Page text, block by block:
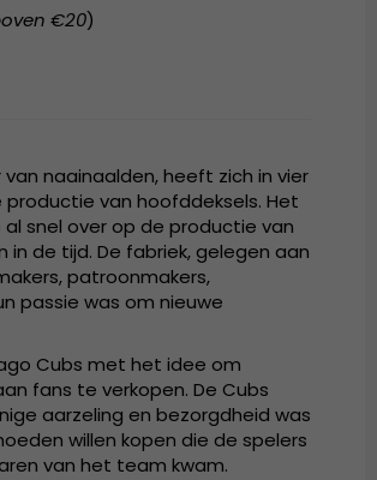
€20)
naainaalden, heeft zich in vier
van hoofddeksels. Het
snel over op de productie van
de tijd. De fabriek, gelegen aan
patroonmakers,
passie was om nieuwe
Cubs met het idee om
fans te verkopen. De Cubs
aarzeling en bezorgdheid was
willen kopen die de spelers
van het team kwam.